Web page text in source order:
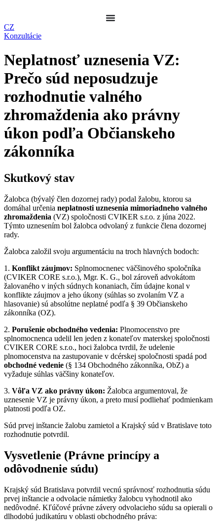
obsah
CZ
Konzultácie
Neplatnosť uznesenia VZ:
Prečo súd neposudzuje
rozhodnutie valného
zhromaždenia ako právny
úkon podľa Občianskeho
zákonníka
Skutkový stav
Žalobca (bývalý člen dozornej rady) podal žalobu, ktorou sa
domáhal určenia neplatnosti uznesenia mimoriadneho valného
zhromaždenia (VZ) spoločnosti CVIKER s.r.o. z júna 2022.
Týmto uznesením bol žalobca odvolaný z funkcie člena dozornej
rady.
Žalobca založil svoju argumentáciu na troch hlavných bodoch:
1. Konflikt záujmov: Splnomocnenec väčšinového spoločníka
(CVIKER CORE s.r.o.), Mgr. K. G., bol zároveň advokátom
žalovaného v iných súdnych konaniach, čím údajne konal v
konflikte záujmov a jeho úkony (súhlas so zvolaním VZ a
hlasovanie) sú absolútne neplatné podľa § 39 Občianskeho
zákonníka (OZ).
2. Porušenie obchodného vedenia: Plnomocenstvo pre
splnomocnenca udelil len jeden z konateľov materskej spoločnosti
CVIKER CORE s.r.o., hoci žalobca tvrdil, že udelenie
plnomocenstva na zastupovanie v dcérskej spoločnosti spadá pod
obchodné vedenie (§ 134 Obchodného zákonníka, ObZ) a
vyžaduje súhlas väčšiny konateľov.
3. Vôľa VZ ako právny úkon: Žalobca argumentoval, že
uznesenie VZ je právny úkon, a preto musí podliehať podmienkam
platnosti podľa OZ.
Súd prvej inštancie žalobu zamietol a Krajský súd v Bratislave toto
rozhodnutie potvrdil.
Vysvetlenie (Právne princípy a
odôvodnenie súdu)
Krajský súd Bratislava potvrdil vecnú správnosť rozhodnutia súdu
prvej inštancie a odvolacie námietky žalobcu vyhodnotil ako
nedôvodné. Kľúčové právne závery odvolacieho súdu sa opierali o
dlhodobú judikatúru v oblasti obchodného práva: